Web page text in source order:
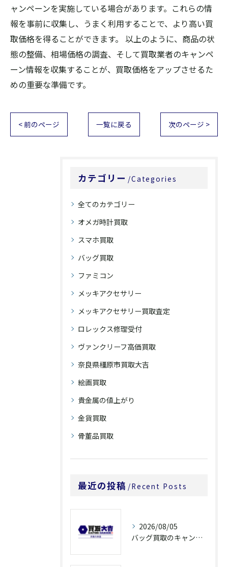
ャンペーンを実施している場合があります。これらの情
報を事前に収集し、うまく利用することで、より高い買
取価格を得ることができます。 以上のように、商品の状
態の整備、相場価格の調査、そして買取業者のキャンペ
ーン情報を収集することが、買取価格をアップさせるた
めの重要な準備です。
< 前のページ 一覧に戻る 次のページ >
カテゴリー Categories
全てのカテゴリー
オメガ時計買取
スマホ買取
バッグ買取
ファミコン
メッキアクセサリー
メッキアクセサリー買取査定
ロレックス修理受付
ヴァンクリーフ高価買取
奈良県橿原市買取大吉
絵画買取
貴金属の値上がり
金貨買取
骨董品買取
最近の投稿 Recent Posts
2026/08/05
バッグ買取のキャンペーンで奈良県橿原市でお得に売るための条件と注意点徹底ガイド